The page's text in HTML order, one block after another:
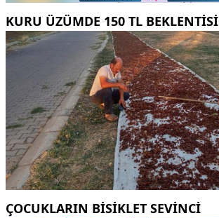
KURU ÜZÜMDE 150 TL BEKLENTISI
ÇOCUKLARIN BISIKLET SEVINCI